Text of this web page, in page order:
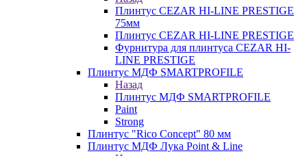
Плинтус CEZAR HI-LINE PRESTIGE
75мм
Плинтус CEZAR HI-LINE PRESTIGE
Фурнитура для плинтуса CEZAR HI-
LINE PRESTIGE
Плинтус МДФ SMARTPROFILE
Назад
Плинтус МДФ SMARTPROFILE
Paint
Strong
Плинтус "Rico Concept" 80 мм
Плинтус МДФ Лука Point & Line